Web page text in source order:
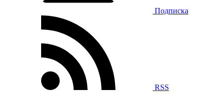
Подписка
RSS